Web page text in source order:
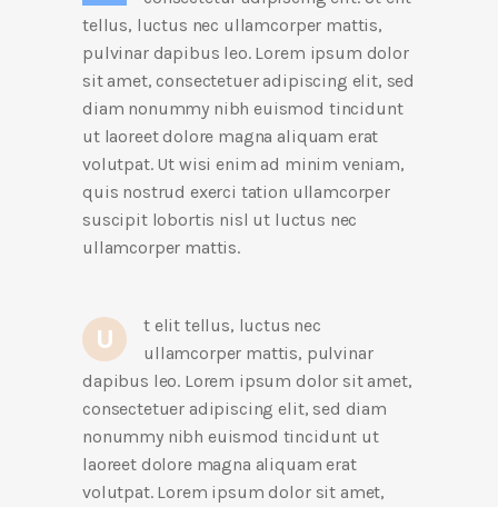
tellus, luctus nec ullamcorper mattis,
pulvinar dapibus leo. Lorem ipsum dolor
sit amet, consectetuer adipiscing elit, sed
diam nonummy nibh euismod tincidunt
ut laoreet dolore magna aliquam erat
volutpat. Ut wisi enim ad minim veniam,
quis nostrud exerci tation ullamcorper
suscipit lobortis nisl ut luctus nec
ullamcorper mattis.
U
t elit tellus, luctus nec
ullamcorper mattis, pulvinar
dapibus leo. Lorem ipsum dolor sit amet,
consectetuer adipiscing elit, sed diam
nonummy nibh euismod tincidunt ut
laoreet dolore magna aliquam erat
volutpat. Lorem ipsum dolor sit amet,